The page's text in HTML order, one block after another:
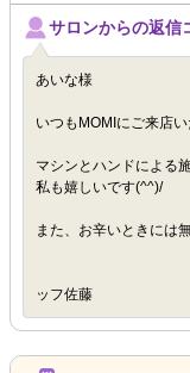
サロンからの返信
あいな様
いつもMOMIにご来店
マシンとハンドによる
私も嬉しいです(^^)/
また、お辛いときには
ッフ佐藤